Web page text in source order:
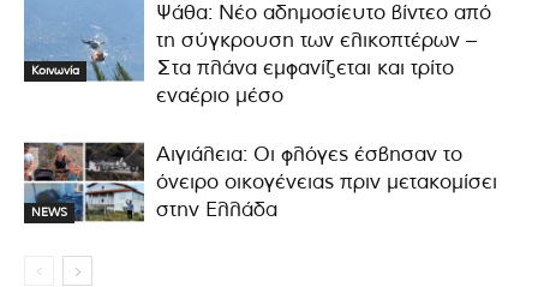
Κοινωνία
Ψάθα: Νέο αδημοσίευτο βίντεο από
τη σύγκρουση των ελικοπτέρων –
Στα πλάνα εμφανίζεται και τρίτο
εναέριο μέσο
NEWS
Αιγιάλεια: Οι φλόγες έσβησαν το
όνειρο οικογένειας πριν μετακομίσει
στην Ελλάδα